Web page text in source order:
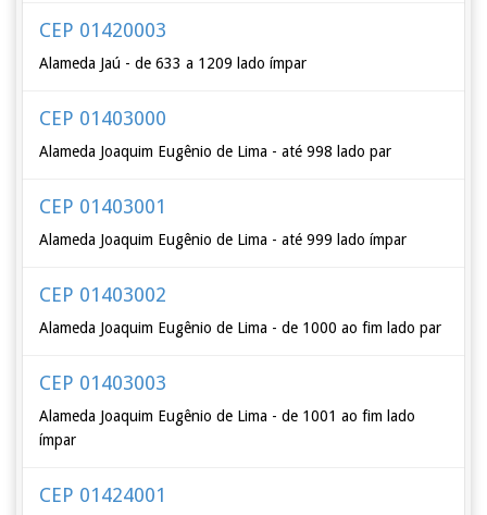
CEP 01420003
Alameda Jaú - de 633 a 1209 lado ímpar
CEP 01403000
Alameda Joaquim Eugênio de Lima - até 998 lado par
CEP 01403001
Alameda Joaquim Eugênio de Lima - até 999 lado ímpar
CEP 01403002
Alameda Joaquim Eugênio de Lima - de 1000 ao fim lado par
CEP 01403003
Alameda Joaquim Eugênio de Lima - de 1001 ao fim lado
ímpar
CEP 01424001